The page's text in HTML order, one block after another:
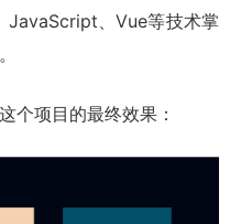
JavaScript、Vue等技术掌
个项目的最终效果：